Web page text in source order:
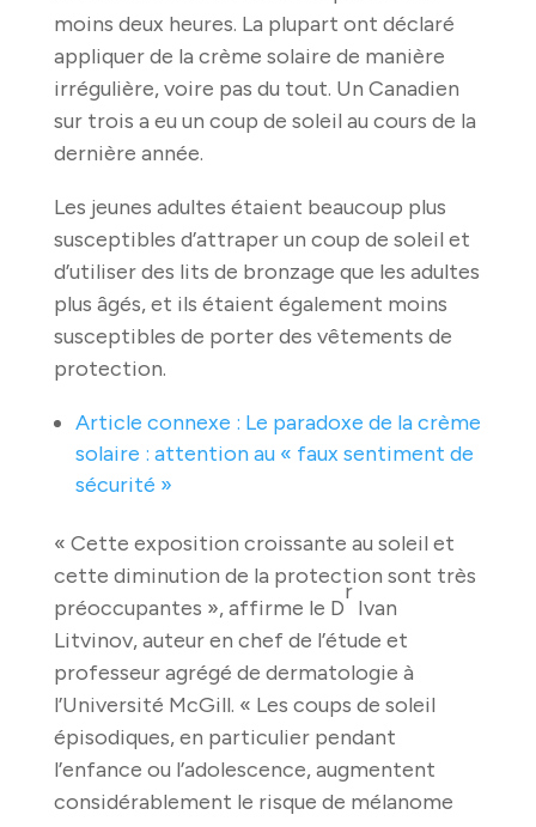
moins deux heures. La plupart ont déclaré
appliquer de la crème solaire de manière
irrégulière, voire pas du tout. Un Canadien
sur trois a eu un coup de soleil au cours de la
dernière année.
Les jeunes adultes étaient beaucoup plus
susceptibles d’attraper un coup de soleil et
d’utiliser des lits de bronzage que les adultes
plus âgés, et ils étaient également moins
susceptibles de porter des vêtements de
protection.
Article connexe : Le paradoxe de la crème
solaire : attention au « faux sentiment de
sécurité »
« Cette exposition croissante au soleil et
cette diminution de la protection sont très
préoccupantes », affirme le D
r
Ivan
Litvinov, auteur en chef de l’étude et
professeur agrégé de dermatologie à
l’Université McGill. « Les coups de soleil
épisodiques, en particulier pendant
l’enfance ou l’adolescence, augmentent
considérablement le risque de mélanome